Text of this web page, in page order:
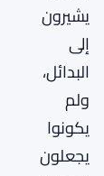
يشيرون
إلى
البدائل،
ولم
يكونوا
يجعلون